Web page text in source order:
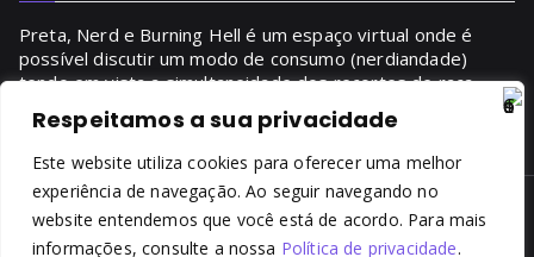
Respeitamos a sua privacidade
Este website utiliza cookies para oferecer uma melhor
experiência de navegação. Ao seguir navegando no
website entendemos que você está de acordo. Para mais
informações, consulte a nossa Política de privacidade.
Preta, Nerd e Burning Hell é um espaço virtual onde é
possível discutir um modo de consumo (nerdiandade)
tendo em vista a simultaneidade dos recortes de raça,
gênero, classe.
SAIBA MAIS
Copyright © 2014 - 2026 Preta, Nerd & Burning Hell . Todos